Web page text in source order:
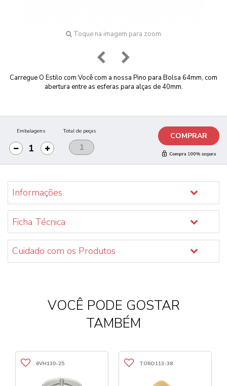
Toque na imagem para zoom
Carregue O Estilo com Você com a nossa Pino para Bolsa 64mm, com
abertura entre as esferas para alças de 40mm.
Embalagens Total de peças COMPRAR
Informações
Ficha Técnica
Cuidado com os Produtos
VOCÊ PODE GOSTAR
TAMBÉM
6VH130-25 TORD113-38